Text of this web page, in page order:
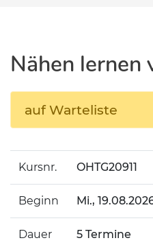
Nähen lernen
auf Warteliste
Kursnr. OHTG20911
Beginn Mi.,
Dauer 5 Termine